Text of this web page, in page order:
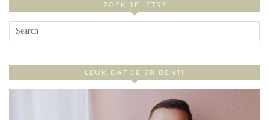
ZOEK JE IETS?
LEUK DAT JE ER BENT!